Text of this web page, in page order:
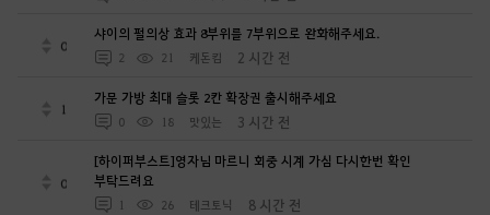
0
샤이의 펄의상 효과 8부위를 7부위으로 완화해주세요.
2 21 케돈킴 2 시간 전
1
가문 가방 최대 슬롯 2칸 확장권 출시해주세요
0 18 맛있는 3 시간 전
0
[하이퍼부스트]영자님 마르니 회중 시계 가심 다시한번 확인
부탁드려요
1 26 테크토닉 8 시간 전